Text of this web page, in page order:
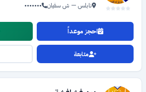
نابلس — ش سفيان •••••••
احجز موعداً
متابعة